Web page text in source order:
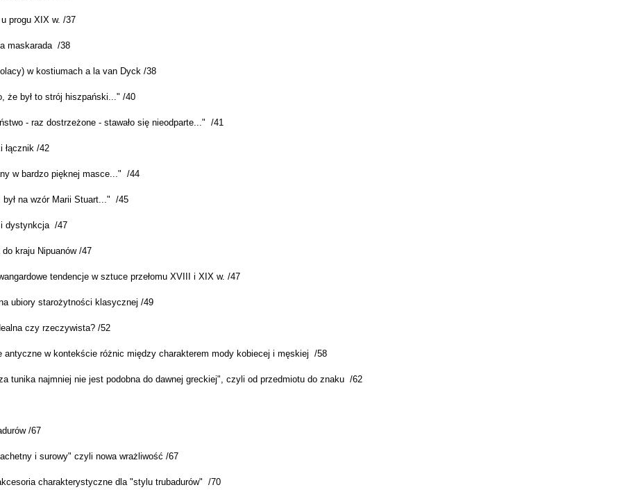
progu XIX w. /37
maskarada /38
w kostiumach a la van Dyck /38
że był to strój hiszpański..." /40
- raz dostrzeżone - stawało się nieodparte..." /41
łącznik /42
w bardzo pięknej masce..." /44
był na wzór Marii Stuart..." /45
dystynkcja /47
kraju Nipuanów /47
tendencje w sztuce przełomu XVIII i XIX w. /47
ubiory starożytności klasycznej /49
czy rzeczywista? /52
antyczne w kontekście różnic między charakterem mody kobiecej i męskiej /58
tunika najmniej nie jest podobna do dawnej greckiej", czyli od przedmiotu do znaku /62
/67
i surowy" czyli nowa wrażliwość /67
charakterystyczne dla "stylu trubadurów" /70